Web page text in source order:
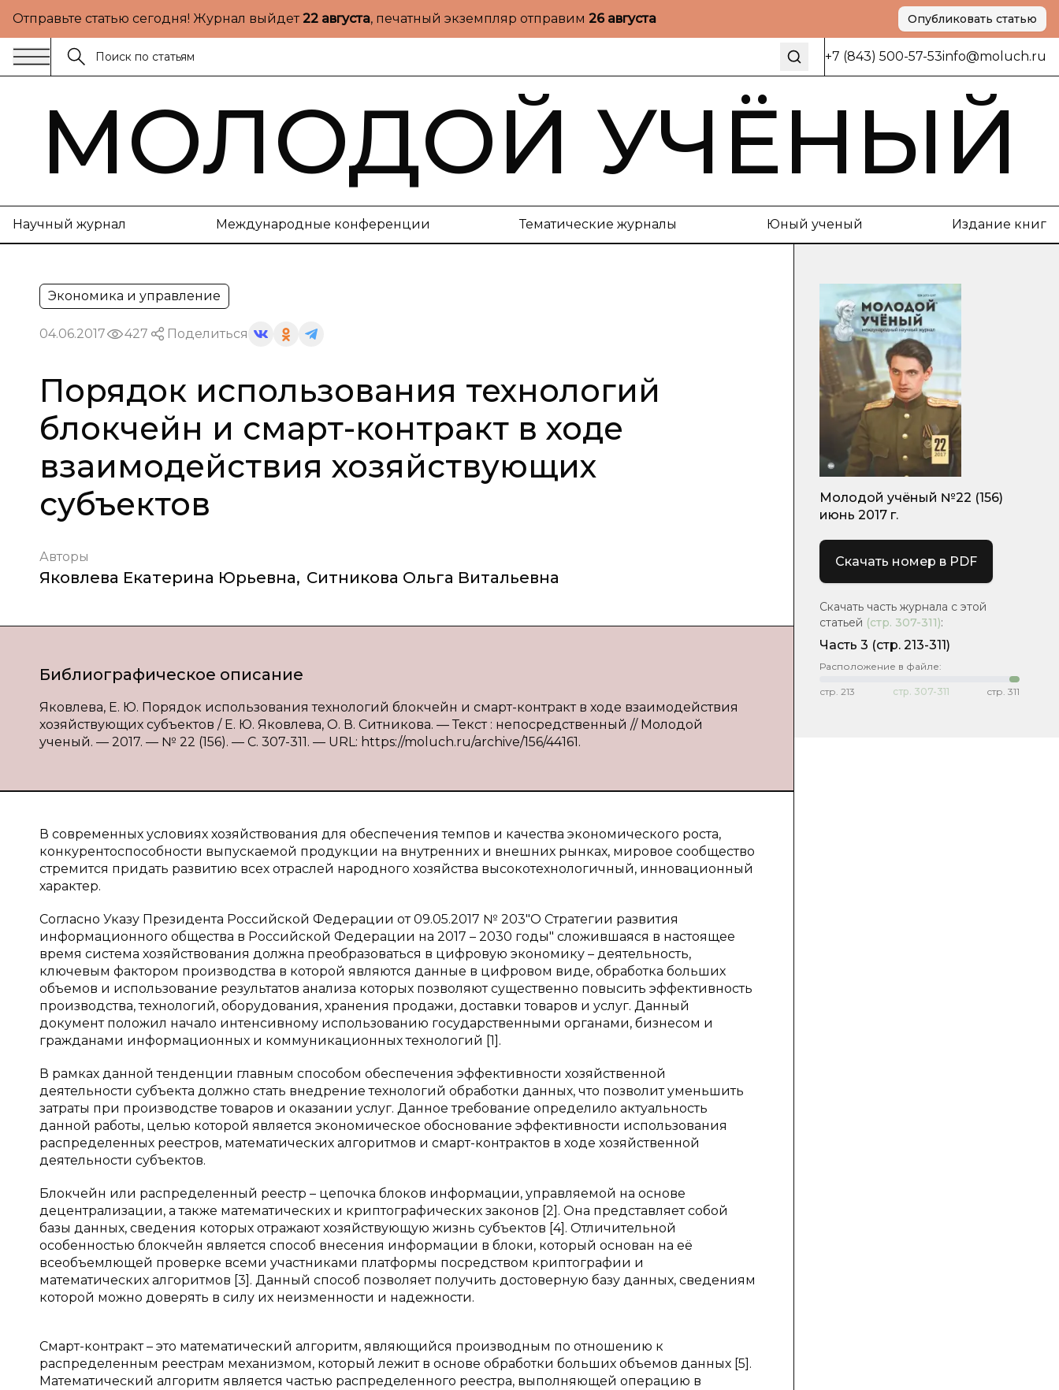
Отправьте статью сегодня! Журнал выйдет22 августа, печатный экземпляр отправим 26 августа Опубликовать статью
+7 (843) 500-57-53info@moluch.ru
МОЛОДОЙ УЧЁНЫЙ
Научный журнал Международные конференции Тематические журналы Юный ученый Издание книг
Экономика и управление
04.06.2017 427 Поделиться
Порядок использования технологий
блокчейн и смарт-контракт в ходе
взаимодействия хозяйствующих
субъектов
Авторы
Яковлева Екатерина Юрьевна, Ситникова Ольга Витальевна
Библиографическое описание
Яковлева, Е. Ю. Порядок использования технологий блокчейн и смарт-контракт в ходе взаимодействия
хозяйствующих субъектов / Е. Ю. Яковлева, О. В. Ситникова. — Текст : непосредственный // Молодой
ученый. — 2017. — № 22 (156). — С. 307-311. — URL: https://moluch.ru/archive/156/44161.
В современных условиях хозяйствования для обеспечения темпов и качества экономического роста,
конкурентоспособности выпускаемой продукции на внутренних и внешних рынках, мировое сообщество
стремится придать развитию всех отраслей народного хозяйства высокотехнологичный, инновационный
характер.
Согласно Указу Президента Российской Федерации от 09.05.2017 № 203"О Стратегии развития
информационного общества в Российской Федерации на 2017 – 2030 годы" сложившаяся в настоящее
время система хозяйствования должна преобразоваться в цифровую экономику – деятельность,
ключевым фактором производства в которой являются данные в цифровом виде, обработка больших
объемов и использование результатов анализа которых позволяют существенно повысить эффективность
производства, технологий, оборудования, хранения продажи, доставки товаров и услуг. Данный
документ положил начало интенсивному использованию государственными органами, бизнесом и
гражданами информационных и коммуникационных технологий [1].
В рамках данной тенденции главным способом обеспечения эффективности хозяйственной
деятельности субъекта должно стать внедрение технологий обработки данных, что позволит уменьшить
затраты при производстве товаров и оказании услуг. Данное требование определило актуальность
данной работы, целью которой является экономическое обоснование эффективности использования
распределенных реестров, математических алгоритмов и смарт-контрактов в ходе хозяйственной
деятельности субъектов.
Блокчейн или распределенный реестр – цепочка блоков информации, управляемой на основе
децентрализации, а также математических и криптографических законов [2]. Она представляет собой
базы данных, сведения которых отражают хозяйствующую жизнь субъектов [4]. Отличительной
особенностью блокчейн является способ внесения информации в блоки, который основан на её
всеобъемлющей проверке всеми участниками платформы посредством криптографии и
математических алгоритмов [3]. Данный способ позволяет получить достоверную базу данных, сведениям
которой можно доверять в силу их неизменности и надежности.
Смарт-контракт – это математический алгоритм, являющийся производным по отношению к
распределенным реестрам механизмом, который лежит в основе обработки больших объемов данных [5].
Математический алгоритм является частью распределенного реестра, выполняющей операцию в
Молодой учёный №22 (156)
июнь 2017 г.
Скачать номер в PDF
Скачать часть журнала с этой
статьей (стр. 307-311):
Часть 3 (cтр. 213-311)
Расположение в файле:
стр. 213 стр. 307-311 стр. 311